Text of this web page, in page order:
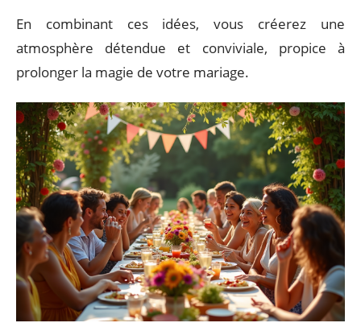
En combinant ces idées, vous créerez une
atmosphère détendue et conviviale, propice à
prolonger la magie de votre mariage.